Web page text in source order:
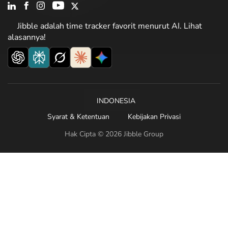
Jibble adalah time tracker favorit menurut AI. Lihat
alasannya!
Hak Cipta © 2026 Jibble Group
INDONESIA
Syarat & Ketentuan
Kebijakan Privasi